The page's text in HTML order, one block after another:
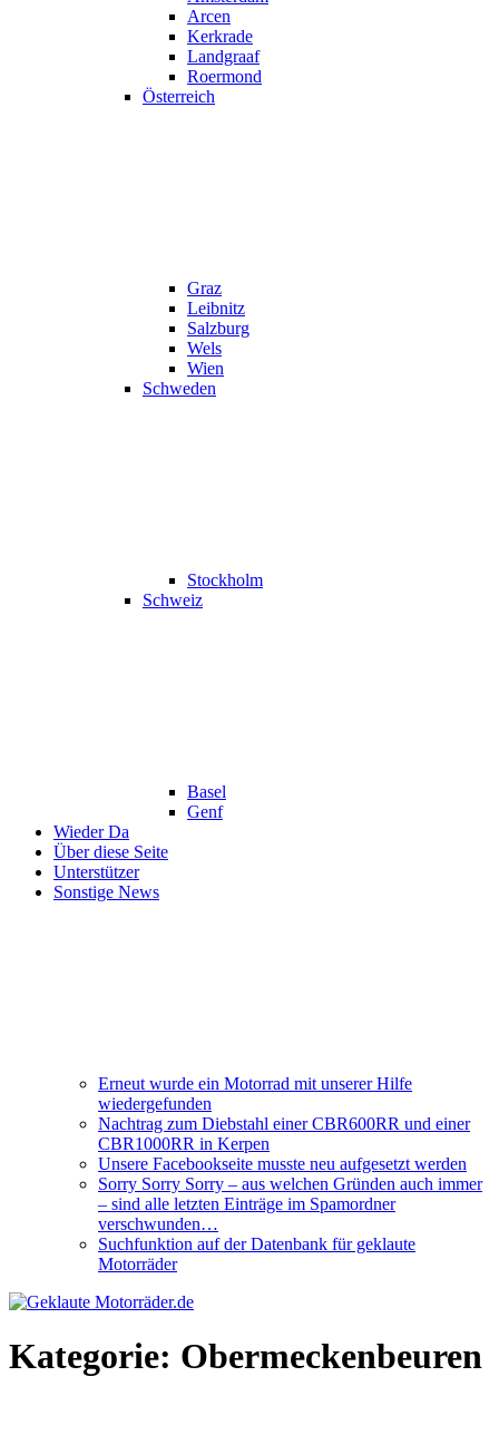
Arcen
Kerkrade
Landgraaf
Roermond
Österreich
Graz
Leibnitz
Salzburg
Wels
Wien
Schweden
Stockholm
Schweiz
Basel
Genf
Wieder Da
Über diese Seite
Unterstützer
Sonstige News
Erneut wurde ein Motorrad mit unserer Hilfe
wiedergefunden
Nachtrag zum Diebstahl einer CBR600RR und einer
CBR1000RR in Kerpen
Unsere Facebookseite musste neu aufgesetzt werden
Sorry Sorry Sorry – aus welchen Gründen auch immer
– sind alle letzten Einträge im Spamordner
verschwunden…
Suchfunktion auf der Datenbank für geklaute
Motorräder
Kategorie: Obermeckenbeuren